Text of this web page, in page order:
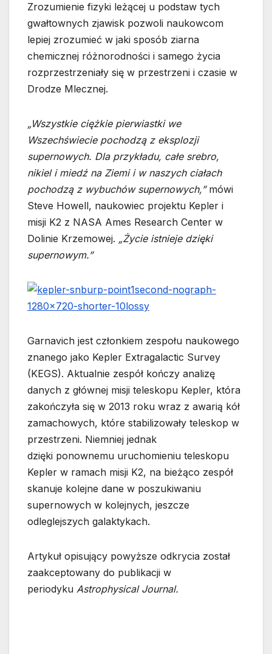
Zrozumienie fizyki leżącej u podstaw tych
gwałtownych zjawisk pozwoli naukowcom
lepiej zrozumieć w jaki sposób ziarna
chemicznej różnorodności i samego życia
rozprzestrzeniały się w przestrzeni i czasie w
Drodze Mlecznej.
„Wszystkie ciężkie pierwiastki we
Wszechświecie pochodzą z eksplozji
supernowych. Dla przykładu, całe srebro,
nikiel i miedź na Ziemi i w naszych ciałach
pochodzą z wybuchów supernowych,”mówi
Steve Howell, naukowiec projektu Kepler i
misji K2 z NASA Ames Research Center w
Dolinie Krzemowej. „Życie istnieje dzięki
supernowym.”
Garnavich jest członkiem zespołu naukowego
znanego jako Kepler Extragalactic Survey
(KEGS). Aktualnie zespół kończy analizę
danych z głównej misji teleskopu Kepler, która
zakończyła się w 2013 roku wraz z awarią kół
zamachowych, które stabilizowały teleskop w
przestrzeni. Niemniej jednak
dzięki ponownemu uruchomieniu teleskopu
Kepler w ramach misji K2, na bieżąco zespół
skanuje kolejne dane w poszukiwaniu
supernowych w kolejnych, jeszcze
odleglejszych galaktykach.
Artykuł opisujący powyższe odkrycia został
zaakceptowany do publikacji w
periodyku Astrophysical Journal.